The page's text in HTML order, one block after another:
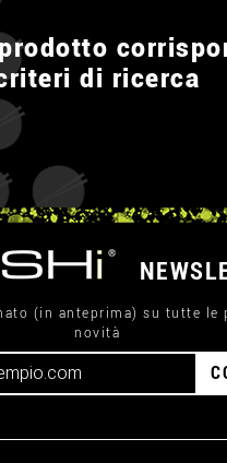
di ricerca
(in anteprima) su tutte le
novità